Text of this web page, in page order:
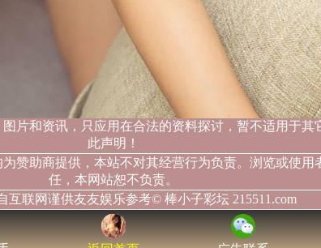
片和资讯，只应用在合法的资料探讨，暂不适用于其
此声明！
赞助商提供，本站不对其经营行为负责。浏览或使用
任，本网站恕不负责。
互联网谨供友友娱乐参考© 棒小子彩坛 215511.com